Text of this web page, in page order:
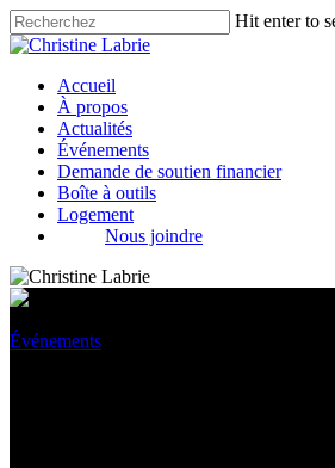
Hit enter to
Accueil
À propos
Actualités
Événements
Demande de soutien financier
Boîte à outils
Logement
Nous joindre
Événements